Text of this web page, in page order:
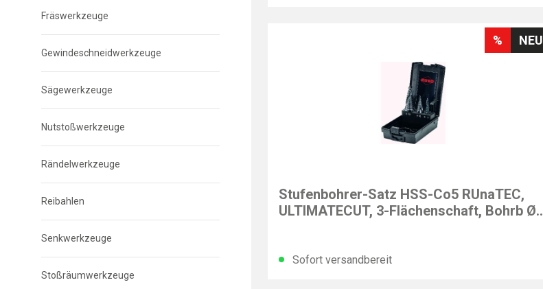
Fräswerkzeuge
Gewindeschneidwerkzeuge
Sägewerkzeuge
Nutstoßwerkzeuge
Rändelwerkzeuge
Reibahlen
Senkwerkzeuge
Stoßräumwerkzeuge
NEU
%
Stufenbohrer-Satz HSS-Co5 RUnaTEC,
ULTIMATECUT, 3-Flächenschaft, Bohrb Ø
Sofort versandbereit